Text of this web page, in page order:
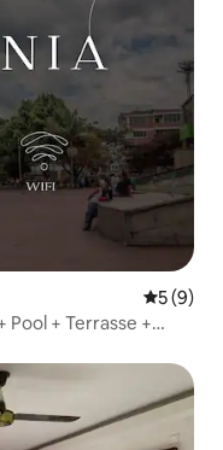
5 (9)
+ Terrasse +